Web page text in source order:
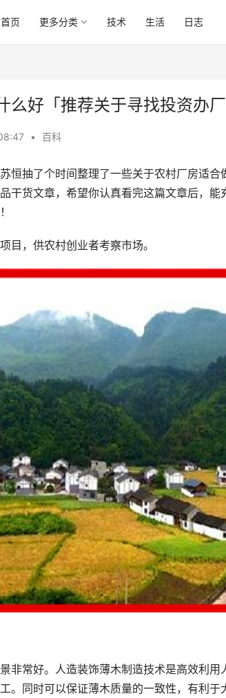
首页 更多分类 技术 生活 日志
么好「推荐关于寻找投资办厂
• 百科
恒抽了个时间整理了一些关于农村厂房适
干货文章，希望你认真看完这篇文章后，
目，供农村创业者考察市场。
非常好。人造装饰薄木制造技术是高效利
。同时可以保证薄木质量的一致性，有利于